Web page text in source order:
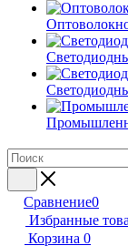
Сравнение0
Избранные
Корзина 0